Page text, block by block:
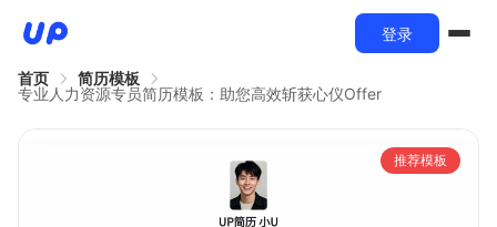
登录
首页
简历模板
专业人力资源专员简历模板：助您高效斩获心仪Offer
推荐模板